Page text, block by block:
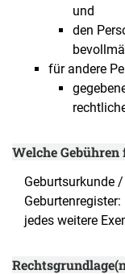
und
den
für andere
Welche Gebühren
Geburtsurkunde
jedes weitere